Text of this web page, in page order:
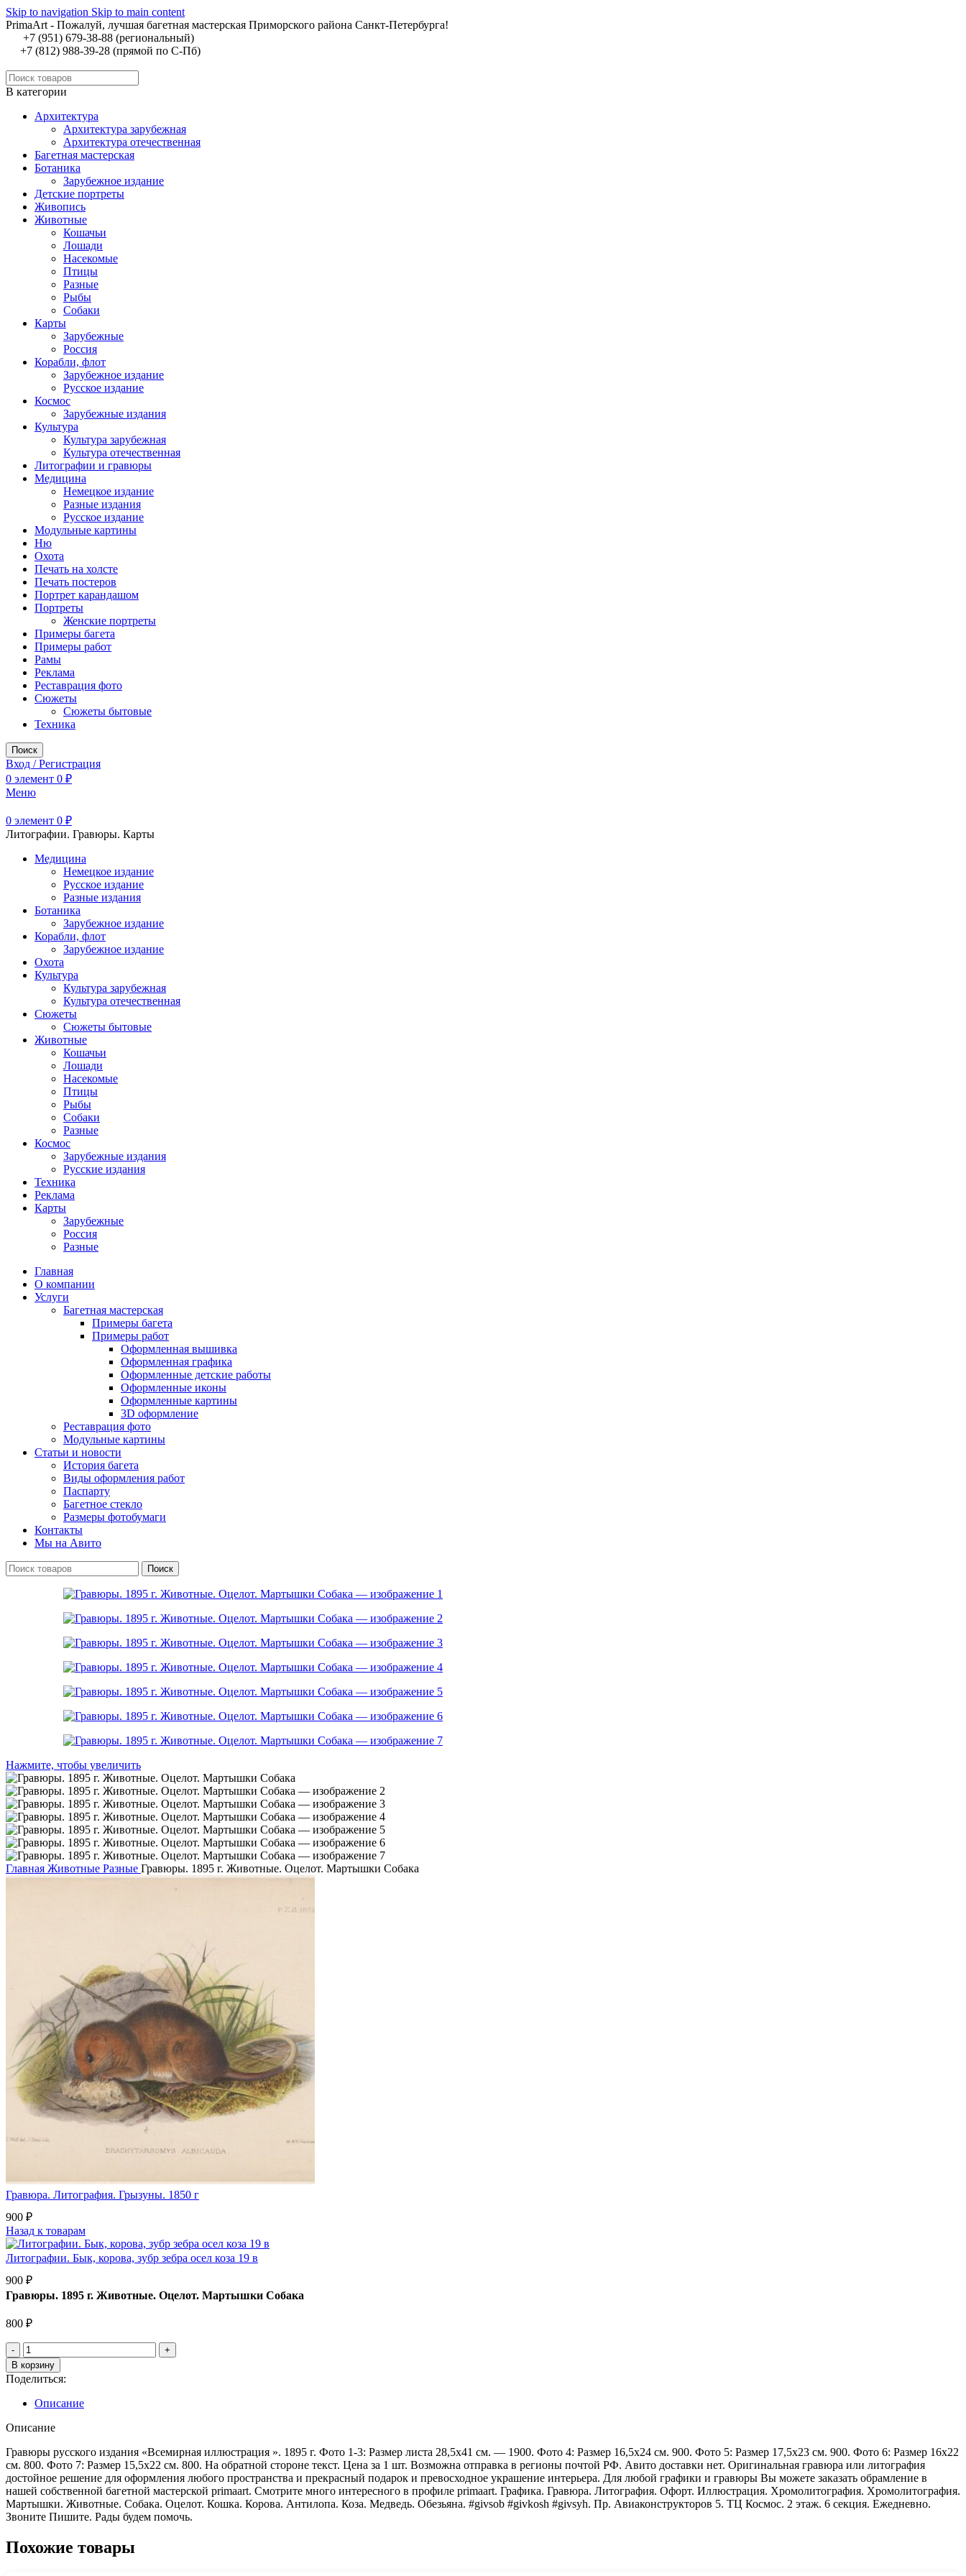
Skip to navigation Skip to main content
PrimaArt - Пожалуй, лучшая багетная мастерская Приморского района Санкт-Петербурга!
+7 (951) 679-38-88 (региональный)
+7 (812) 988-39-28 (прямой по С-Пб)
В категории
Архитектура
Архитектура зарубежная
Архитектура отечественная
Багетная мастерская
Ботаника
Зарубежное издание
Детские портреты
Живопись
Животные
Кошачьи
Лошади
Насекомые
Птицы
Разные
Рыбы
Собаки
Карты
Зарубежные
Россия
Корабли, флот
Зарубежное издание
Русское издание
Космос
Зарубежные издания
Культура
Культура зарубежная
Культура отечественная
Литографии и гравюры
Медицина
Немецкое издание
Разные издания
Русское издание
Модульные картины
Ню
Охота
Печать на холсте
Печать постеров
Портрет карандашом
Портреты
Женские портреты
Примеры багета
Примеры работ
Рамы
Реклама
Реставрация фото
Сюжеты
Сюжеты бытовые
Техника
Поиск
Вход / Регистрация
0 элемент 0 ₽
Меню
0 элемент 0 ₽
Литографии. Гравюры. Карты
Медицина
Немецкое издание
Русское издание
Разные издания
Ботаника
Зарубежное издание
Корабли, флот
Зарубежное издание
Охота
Культура
Культура зарубежная
Культура отечественная
Сюжеты
Сюжеты бытовые
Животные
Кошачьи
Лошади
Насекомые
Птицы
Рыбы
Собаки
Разные
Космос
Зарубежные издания
Русские издания
Техника
Реклама
Карты
Зарубежные
Россия
Разные
Главная
О компании
Услуги
Багетная мастерская
Примеры багета
Примеры работ
Оформленная вышивка
Оформленная графика
Оформленные детские работы
Оформленные иконы
Оформленные картины
3D оформление
Реставрация фото
Модульные картины
Статьи и новости
История багета
Виды оформления работ
Паспарту
Багетное стекло
Размеры фотобумаги
Контакты
Мы на Авито
Поиск
Нажмите, чтобы увеличить
Главная Животные Разные Гравюры. 1895 г. Животные. Оцелот. Мартышки Собака
Гравюра. Литография. Грызуны. 1850 г
900 ₽
Назад к товарам
Литографии. Бык, корова, зубр зебра осел коза 19 в
900 ₽
Гравюры. 1895 г. Животные. Оцелот. Мартышки Собака
800 ₽
В корзину
Поделиться:
Описание
Описание
Гравюры русского издания «Всемирная иллюстрация ». 1895 г. Фото 1-3: Размер листа 28,5х41 см. — 1900. Фото 4: Размер 16,5х24 см. 900. Фото 5: Размер 17,5х23 см. 900. Фото 6: Размер 16х22
см. 800. Фото 7: Размер 15,5х22 см. 800. На обратной стороне текст. Цена за 1 шт. Возможна отправка в регионы почтой РФ. Авито доставки нет. Оригинальная гравюра или литография
достойное решение для оформления любого пространства и прекрасный подарок и превосходное украшение интерьера. Для любой графики и гравюры Вы можете заказать обрамление в
нашей собственной багетной мастерской primaart. Смотрите много интересного в профиле primaart. Графика. Гравюра. Литография. Офорт. Иллюстрация. Хромолитография. Хромолитография.
Мартышки. Животные. Собака. Оцелот. Кошка. Корова. Антилопа. Коза. Медведь. Обезьяна. #givsob #givkosh #givsyh. Пр. Aвиаконструкторов 5. TЦ Космос. 2 этаж. 6 секция. Ежeдневно.
Звонитe Пишите. Рады будeм помочь.
Похожие товары